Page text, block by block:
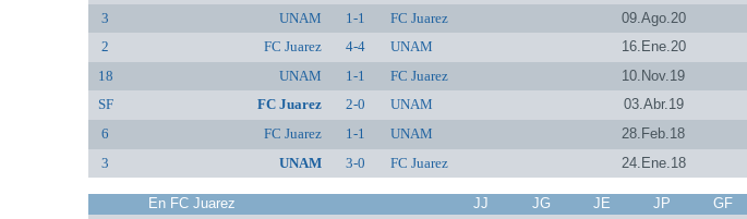
3
UNAM 1-1 FC Juarez 09.Ago.20
2
FC Juarez 4-4 UNAM 16.Ene.20
18
UNAM 1-1 FC Juarez 10.Nov.19
SF
FC Juarez 2-0 UNAM 03.Abr.19
6
FC Juarez 1-1 UNAM 28.Feb.18
3
UNAM 3-0 FC Juarez 24.Ene.18
En FC Juarez JJ JG JE JP GF